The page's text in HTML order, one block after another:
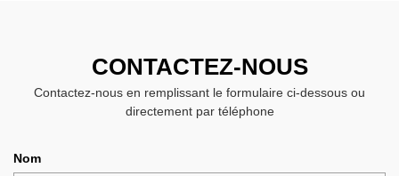
CONTACTEZ-NOUS
Contactez-nous en remplissant le formulaire ci-dessous ou
directement par téléphone
Nom